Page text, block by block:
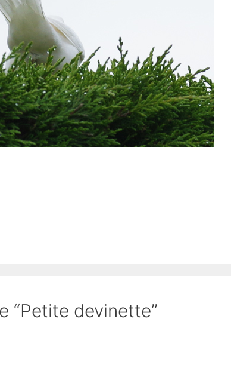
“Petite devinette”